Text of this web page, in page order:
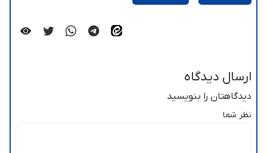
ارسال دیدگاه
دیدگاهتان را بنویسید
نظر شما